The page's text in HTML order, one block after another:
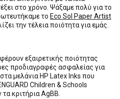
στο χρόνο. Ψάξαμε πολύ για το
το Eco Sol Paper Artist
την τέλεια ποιότητα για εμάς.
εξαιρετικής ποιότητας
προδιαγραφές ασφαλείας για
μελάνια HP Latex Inks που
Children & Schools
κριτήρια AgBB.